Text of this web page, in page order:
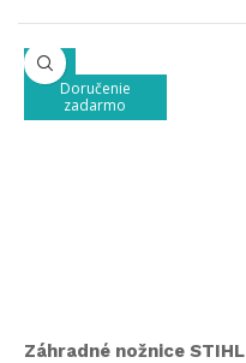
-34%
Doručenie
zadarmo
Záhradné nožnice STIHL